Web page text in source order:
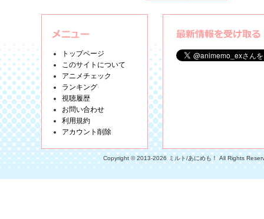
トップページ
このサイトについて
アニメチェック
ランキング
視聴履歴
お問い合わせ
利用規約
アカウント削除
Copyright © 2013-2026 ミルト/あにめも！ All Rights